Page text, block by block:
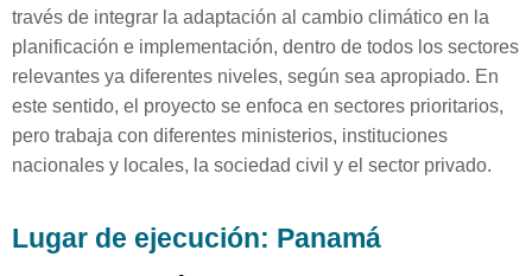
través de integrar la adaptación al cambio climático en la
planificación e implementación, dentro de todos los sectores
relevantes ya diferentes niveles, según sea apropiado. En
este sentido, el proyecto se enfoca en sectores prioritarios,
pero trabaja con diferentes ministerios, instituciones
nacionales y locales, la sociedad civil y el sector privado.
Lugar de ejecución: Panamá